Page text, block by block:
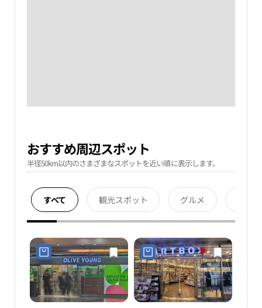
おすすめ周辺スポット
半径50km以内のさまざまなスポットを近い順に表示します。
すべて 観光スポット グルメ